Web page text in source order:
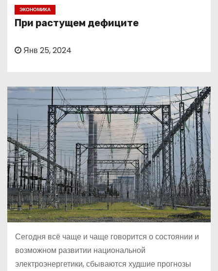
ЭКОНОМИКА
При растущем дефиците
Янв 25, 2024
Сегодня всё чаще и чаще говорится о состоянии и
возможном развитии национальной
электроэнергетики, сбываются худшие прогнозы